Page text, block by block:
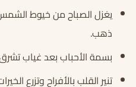
يغزل الصباح من خيوط
ذهب.
بسمة الأحباب بعد غياب تشرق
تنير القلب بالأفراح وتزرع